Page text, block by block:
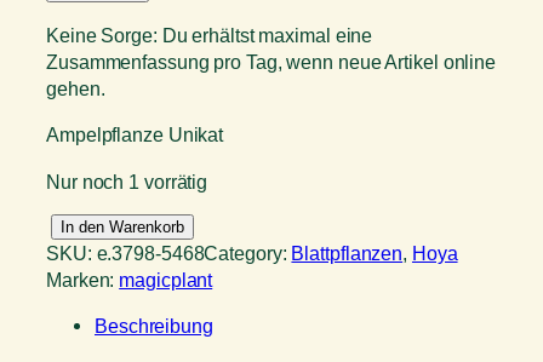
Keine Sorge: Du erhältst maximal eine
Zusammenfassung pro Tag, wenn neue Artikel online
gehen.
Ampelpflanze Unikat
Nur noch 1 vorrätig
o
y
In den Warenkorb
SKU: e.3798-5468Category: Blattpflanzen, Hoya
Marken: magicplant
Beschreibung